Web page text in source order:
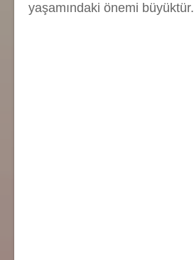
yaşamındaki önemi büyüktür.